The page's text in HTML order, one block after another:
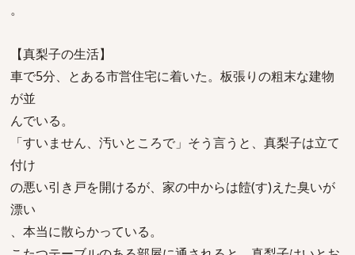
。
【真梨子の生活】
車で5分、とある市営住宅に着いた。板張りの粗末な建物
が並
んでいる。
「すいません、汚いところで」そう言うと、真梨子は立て
付け
の悪い引き戸を開けるが、家の中からは饐(す)えた臭いが
漂い
、本当に散らかっている。